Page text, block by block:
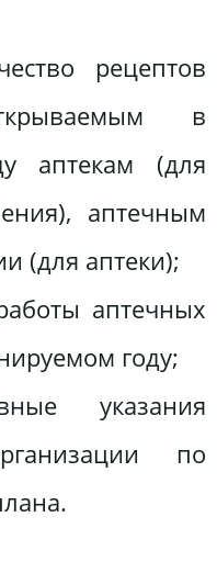
рецептов
в
аптекам (для
аптечным
(для аптеки);
аптечных
году;
указания
по